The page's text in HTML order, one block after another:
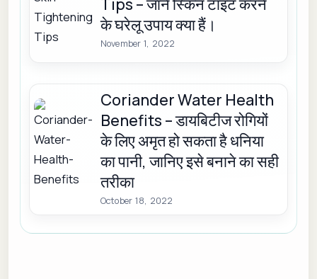
के घरेलू उपाय क्या हैं।
November 1, 2022
Coriander Water Health
Benefits – डायबिटीज रोगियों
के लिए अमृत हो सकता है धनिया
का पानी, जानिए इसे बनाने का सही
तरीका
October 18, 2022